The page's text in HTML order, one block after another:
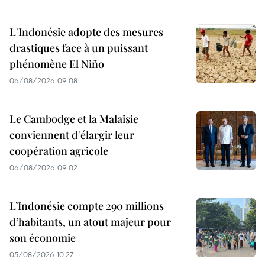
L'Indonésie adopte des mesures
drastiques face à un puissant
phénomène El Niño
06/08/2026 09:08
Le Cambodge et la Malaisie
conviennent d'élargir leur
coopération agricole
06/08/2026 09:02
L’Indonésie compte 290 millions
d’habitants, un atout majeur pour
son économie
05/08/2026 10:27